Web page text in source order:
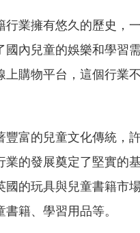
行業擁有悠久的歷史，
國內兒童的娛樂和學習
上購物平台，這個行業
豐富的兒童文化傳統，
業的發展奠定了堅實的
國的玩具與兒童書籍市
籍、學習用品等。